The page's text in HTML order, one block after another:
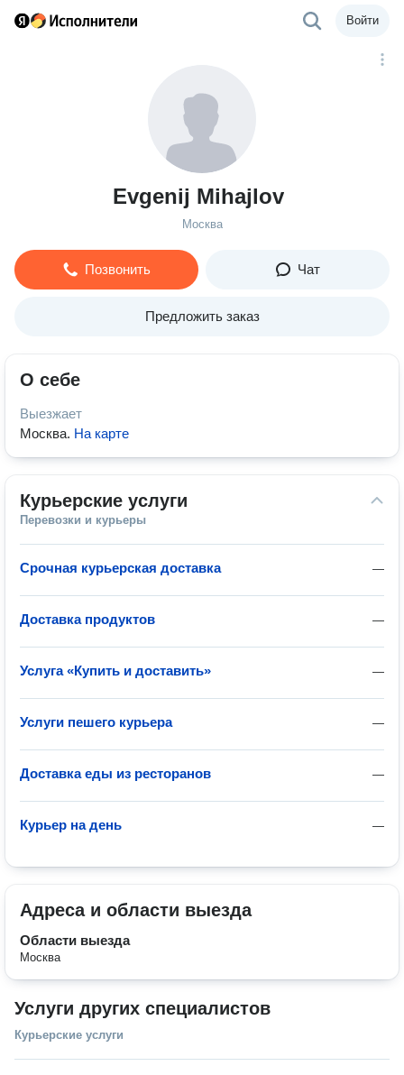
Войти
Evgenij Mihajlov
Москва
Позвонить Чат
Предложить заказ
О себе
Выезжает
Москва. На карте
Курьерские услуги
Перевозки и курьеры
—
Срочная курьерская доставка
—
Доставка продуктов
—
Услуга «Купить и доставить»
—
Услуги пешего курьера
—
Доставка еды из ресторанов
—
Курьер на день
Адреса и области выезда
Области выезда
Москва
Услуги других специалистов
Курьерские услуги